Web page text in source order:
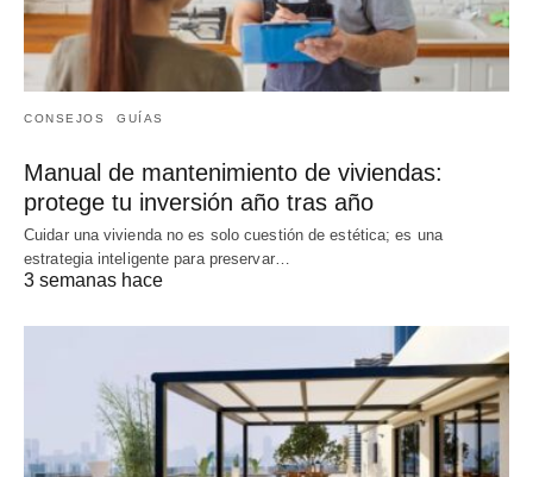
CONSEJOS GUÍAS
Manual de mantenimiento de viviendas:
protege tu inversión año tras año
Cuidar una vivienda no es solo cuestión de estética; es una
estrategia inteligente para preservar…
3 semanas hace